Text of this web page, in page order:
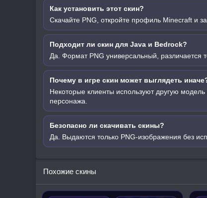
Как установить этот скин?
Скачайте PNG, откройте профиль Minecraft и
Подходит ли скин для Java и Bedrock?
Да. Формат PNG универсальный, различается
Почему в игре скин может выглядеть
Некоторые клиенты используют другую
персонажа.
Безопасно ли скачивать скины?
Да. Выдаются только PNG-изображения без
Похожие скины